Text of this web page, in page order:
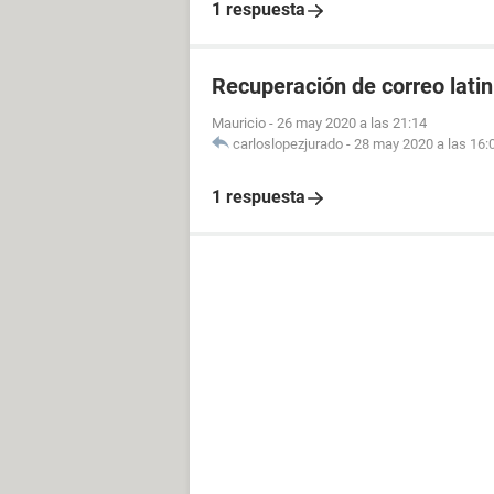
1 respuesta
Recuperación de correo
Mauricio - 26 may 2020 a las 21:14
carloslopezjurado - 28 may 2020 a las
1 respuesta